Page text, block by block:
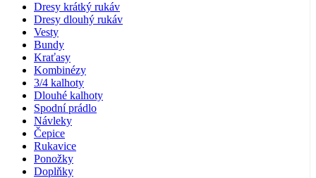
Dresy krátký rukáv
Dresy dlouhý rukáv
Vesty
Bundy
Kraťasy
Kombinézy
3/4 kalhoty
Dlouhé kalhoty
Spodní prádlo
Návleky
Čepice
Rukavice
Ponožky
Doplňky